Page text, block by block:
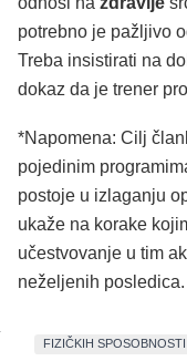
potrebno je pažljivo
Treba insistirati na
dokaz da je trener
*Napomena: Cilj
pojedinim
postoje u izlaganju
ukaže na korake
učestvovanje u tim
neželjenih posledica.
FIZIČKIH SPOSOBNOSTI